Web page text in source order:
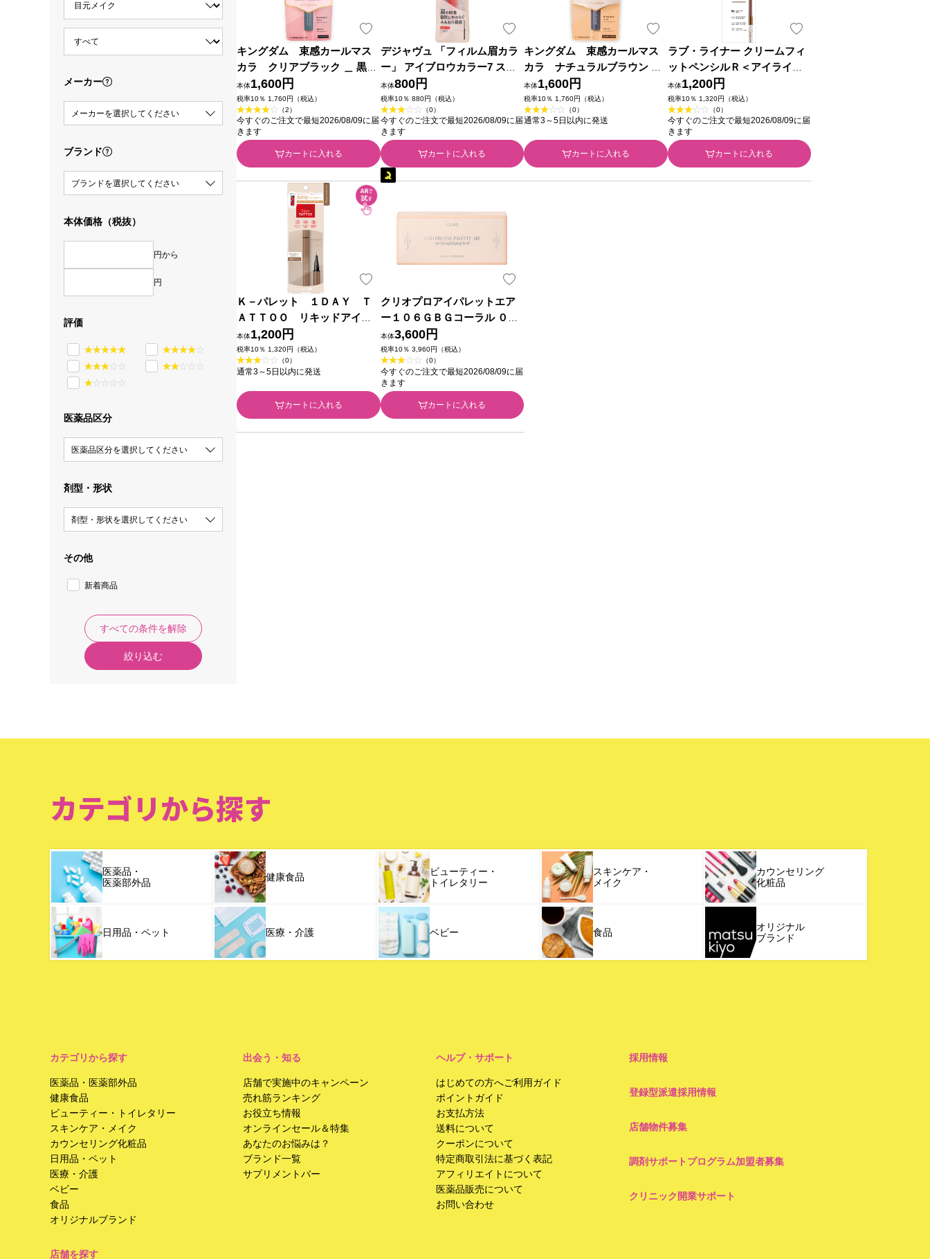
メーカー
メーカーを選択してください
ブランド
ブランドを選択してください
本体価格（税抜）
円から
円
評価
医薬品区分
医薬品区分を選択してください
剤型・形状
剤型・形状を選択してください
その他
新着商品
すべての条件を解除
絞り込む
キングダム 束感カールマス
カラ クリアブラック ＿ 黒龍
堂
本体1,600円
税率10％ 1,760円（税込）
（2）
今すぐのご注文で最短2026/08/09に届
きます
カートに入れる
デジャヴュ 「フィルム眉カラ
ー」 アイブロウカラー7 スモ
ーキーブラウン ＿ イミュ
本体800円
税率10％ 880円（税込）
（0）
今すぐのご注文で最短2026/08/09に届
きます
カートに入れる
キングダム 束感カールマス
カラ ナチュラルブラウン ＿
黒龍堂
本体1,600円
税率10％ 1,760円（税込）
（0）
通常3～5日以内に発送
カートに入れる
ラブ・ライナー クリームフィ
ットペンシルＲ＜アイライナ
ー＞ アッシュブラウン ０．
１ｇ ｍｓｈ
本体1,200円
税率10％ 1,320円（税込）
（0）
今すぐのご注文で最短2026/08/09に届
きます
カートに入れる
Ｋ－パレット １ＤＡＹ Ｔ
ＡＴＴＯＯ リキッドアイラ
イナー ０６ ＿ クオレ
本体1,200円
税率10％ 1,320円（税込）
（0）
通常3～5日以内に発送
カートに入れる
クリオプロアイパレットエア
ー１０６ＧＢＧコーラル ０．
６×１２ ＤＯＯＷＯＮ
本体3,600円
税率10％ 3,960円（税込）
（0）
今すぐのご注文で最短2026/08/09に届
きます
カートに入れる
カテゴリから探す
医薬品・
医薬部外品
健康食品
ビューティー・
トイレタリー
スキンケア・
メイク
カウンセリング
化粧品
日用品・ペット 医療・介護 ベビー 食品
オリジナル
ブランド
カテゴリから探す
医薬品・医薬部外品
健康食品
ビューティー・トイレタリー
スキンケア・メイク
カウンセリング化粧品
日用品・ペット
医療・介護
ベビー
食品
オリジナルブランド
店舗を探す
出会う・知る
店舗で実施中のキャンペーン
売れ筋ランキング
お役立ち情報
オンラインセール＆特集
あなたのお悩みは？
ブランド一覧
サプリメントバー
ヘルプ・サポート
はじめての方へご利用ガイド
ポイントガイド
お支払方法
送料について
クーポンについて
特定商取引法に基づく表記
アフィリエイトについて
医薬品販売について
お問い合わせ
採用情報
登録型派遣採用情報
店舗物件募集
調剤サポートプログラム加盟者募集
クリニック開業サポート